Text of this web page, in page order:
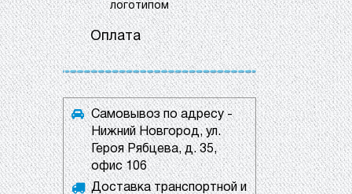
логотипом
Оплата
Самовывоз по адресу -
Нижний Новгород, ул.
Героя Рябцева, д. 35,
офис 106
Доставка транспортной и